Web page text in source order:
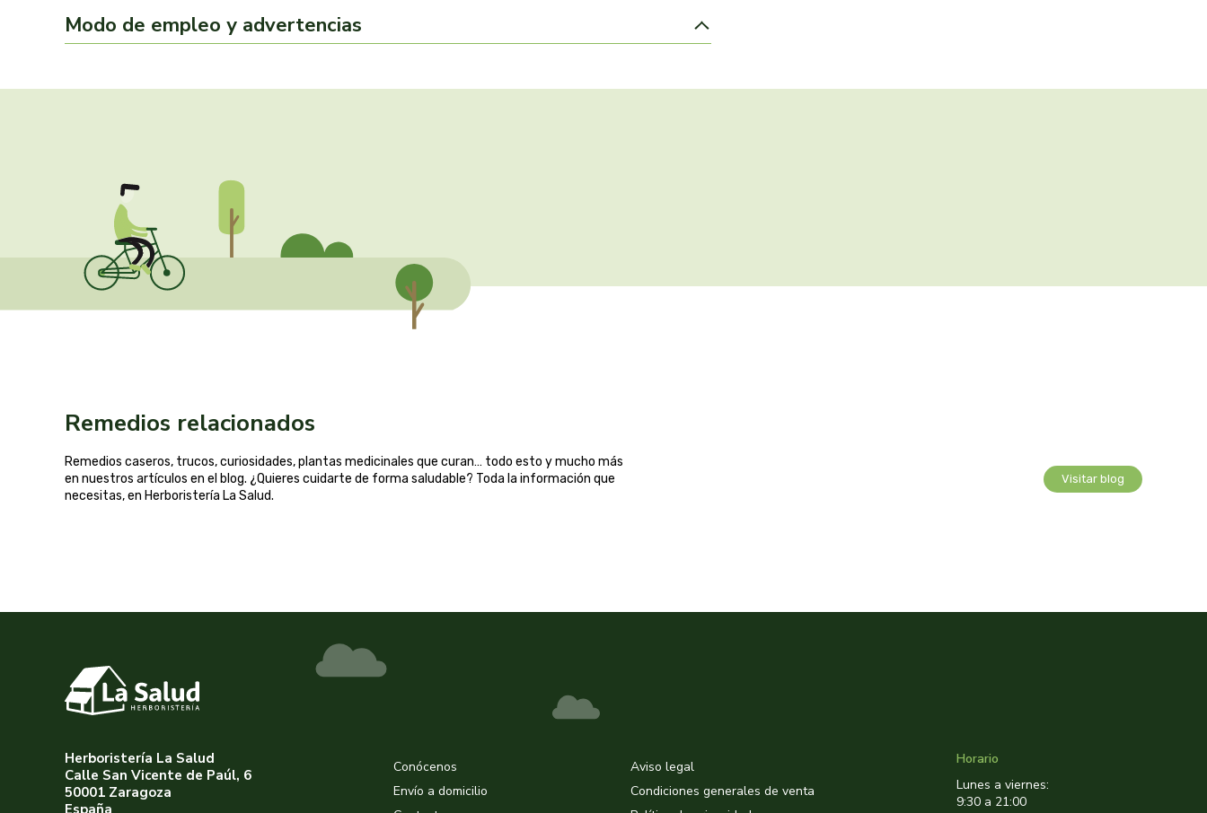
Modo de empleo y advertencias
Remedios relacionados
Remedios caseros, trucos, curiosidades, plantas medicinales que curan… todo esto y mucho más
en nuestros artículos en el blog. ¿Quieres cuidarte de forma saludable? Toda la información que
necesitas, en Herboristería La Salud.
Visitar blog
Herboristería La Salud
Calle San Vicente de Paúl, 6
50001 Zaragoza
España
Conócenos
Envío a domicilio
Aviso legal
Condiciones generales de venta
Horario
Lunes a viernes:
9:30 a 21:00